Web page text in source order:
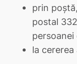
prin
postal
persoanei
la